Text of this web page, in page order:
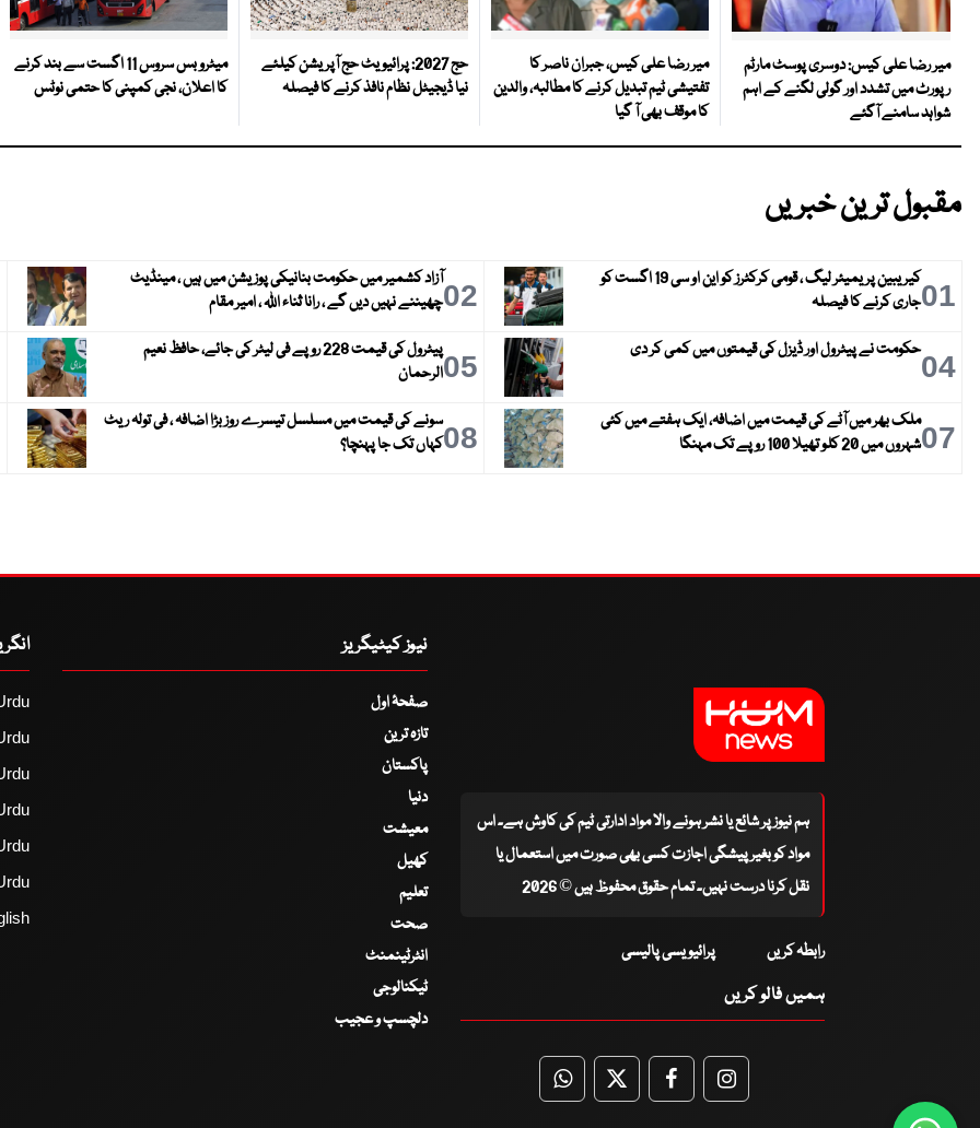
میر رضا علی کیس: دوسری پوسٹ مارٹم
رپورٹ میں تشدد اور گولی لگنے کے اہم
شواہد سامنے آگئے
میر رضا علی کیس، جبران ناصر کا
تفتیشی ٹیم تبدیل کرنے کا مطالبہ، والدین
کا موقف بھی آ گیا
حج 2027: پرائیویٹ حج آپریشن کیلئے
نیا ڈیجیٹل نظام نافذ کرنے کا فیصلہ
میٹرو بس سروس 11 اگست سے بند کرنے
کا اعلان، نجی کمپنی کا حتمی نوٹس
مقبول ترین خبریں
01
کیریبین پریمیئر لیگ ، قومی کرکٹرز کو این او سی 19 اگست کو
جاری کرنے کا فیصلہ
02آزاد کشمیر میں حکومت بنانیکی پوزیشن میں ہیں ، مینڈیٹ
چھیننے نہیں دیں گے ، رانا ثناء اللہ ، امیر مقام
04حکومت نے پیٹرول اور ڈیزل کی قیمتوں میں کمی کر دی 05
پیٹرول کی قیمت 228 روپے فی لیٹر کی جائے، حافظ نعیم
الرحمان
07ملک بھر میں آٹے کی قیمت میں اضافہ، ایک ہفتے میں کئی
شہروں میں 20 کلو تھیلا 100 روپے تک مہنگا
08سونے کی قیمت میں مسلسل تیسرے روز بڑا اضافہ ، فی تولہ ریٹ
کہاں تک جا پہنچا؟
ہم نیوز پر شائع یا نشر ہونے والا مواد ادارتی ٹیم کی کاوش ہے۔ اس
مواد کو بغیر پیشگی اجازت کسی بھی صورت میں استعمال یا
نقل کرنا درست نہیں۔ تمام حقوق محفوظ ہیں © 2026
رابطہ کریں پرائیویسی پالیسی
ہمیں فالو کریں
WhatsApp
TwitterFacebookFacebook
نیوز کیٹیگریز
صفحۂ اول
تازہ ترین
پاکستان
دنیا
معیشت
کھیل
تعلیم
صحت
انٹرٹینمنٹ
ٹیکنالوجی
دلچسپ و عجیب